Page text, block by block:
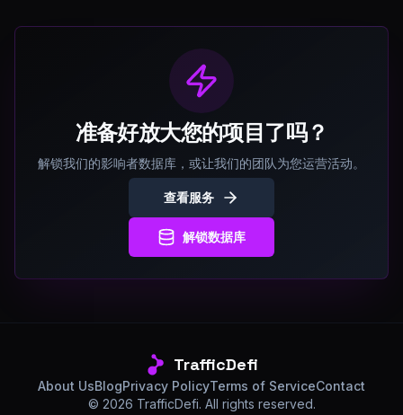
准备好放大您的项目了吗？
解锁我们的影响者数据库，或让我们的团队为您运营活动。
查看服务
解锁数据库
TrafficDefi
About UsBlogPrivacy PolicyTerms of ServiceContact
© 2026 TrafficDefi. All rights reserved.